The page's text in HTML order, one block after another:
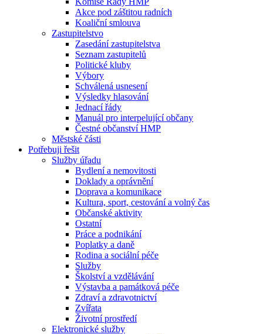
Akce pod záštitou radních
Koaliční smlouva
Zastupitelstvo
Zasedání zastupitelstva
Seznam zastupitelů
Politické kluby
Výbory
Schválená usnesení
Výsledky hlasování
Jednací řády
Manuál pro interpelující občany
Čestné občanství HMP
Městské části
Potřebuji řešit
Služby úřadu
Bydlení a nemovitosti
Doklady a oprávnění
Doprava a komunikace
Kultura, sport, cestování a volný čas
Občanské aktivity
Ostatní
Práce a podnikání
Poplatky a daně
Rodina a sociální péče
Služby
Školství a vzdělávání
Výstavba a památková péče
Zdraví a zdravotnictví
Zvířata
Životní prostředí
Elektronické služby